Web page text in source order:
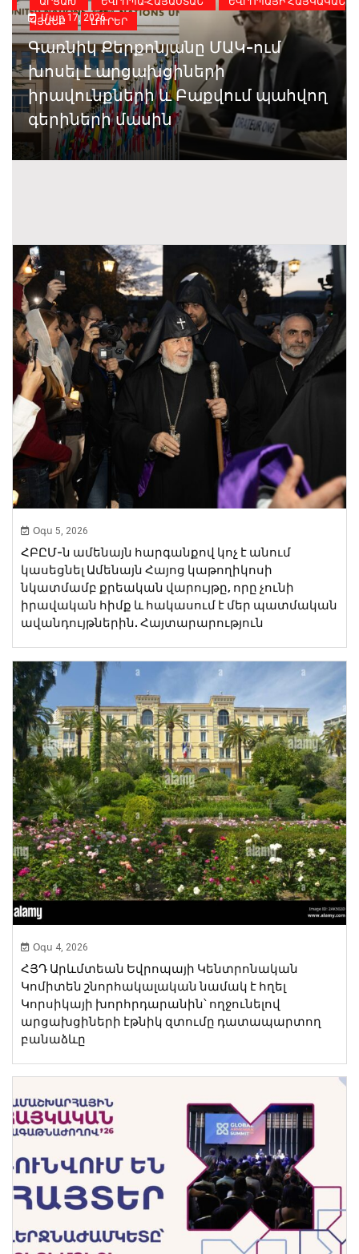
ԿՅԱՆՔ
ԼՈՒՐԵՐ
Մար 17, 2026
Գառնիկ Քերքոնյանը ՄԱԿ-ում
խոսել է արցախցիների
իրավունքների և Բաքվում պահվող
գերիների մասին
Օգս 5, 2026
ՀԲԸՄ-ն ամենայն հարգանքով կոչ է անում
կասեցնել Ամենայն Հայոց կաթողիկոսի
նկատմամբ քրեական վարույթը, որը չունի
իրավական հիմք և հակասում է մեր պատմական
ավանդույթներին. Հայտարարություն
Օգս 4, 2026
ՀՅԴ Արևմտեան Եվրոպայի Կենտրոնական
Կոմիտեն շնորհակալական նամակ է հղել
Կորսիկայի խորհրդարանին՝ ողջունելով
արցախցիների էթնիկ զտումը դատապարտող
բանաձևը